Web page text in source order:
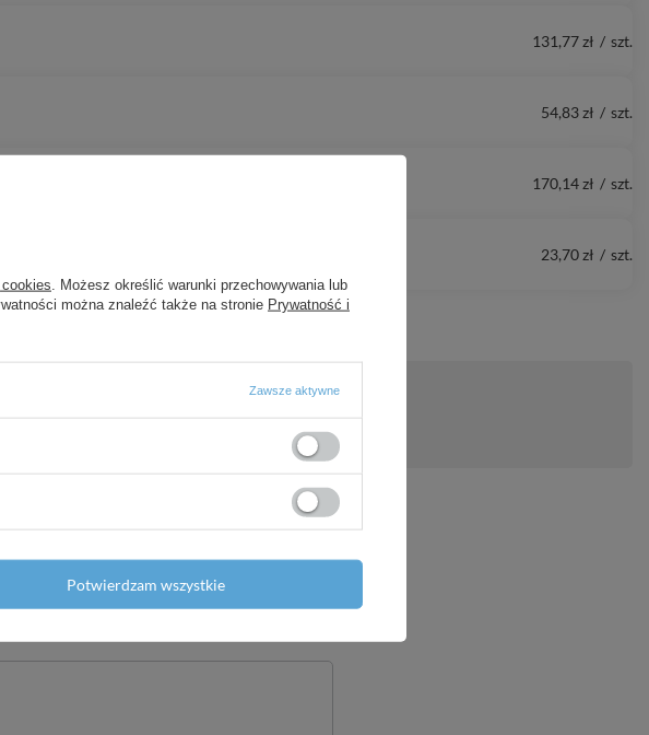
131,77 zł / szt.
54,83 zł / szt.
170,14 zł / szt.
23,70 zł / szt.
. Możesz określić warunki przechowywania lub
można znaleźć także na stronie Prywatność i
Zawsze aktywne
Potwierdzam wszystkie